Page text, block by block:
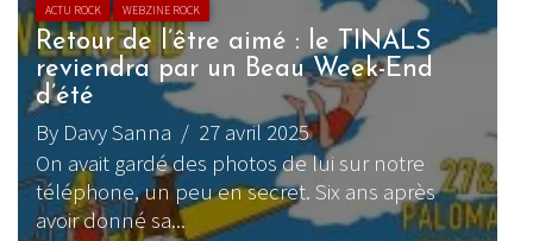
ACTU ROCK WEBZINE ROCK
Retour de l’être aimé : le TINALS
reviendra par un Beau Week-End
d’été
By Davy Sanna / 27 avril 2025
On avait gardé des photos de lui sur notre
téléphone, un peu en secret. Six ans après
avoir donné sa...